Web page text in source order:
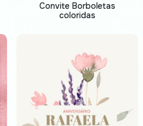
Convite Borboletas
coloridas